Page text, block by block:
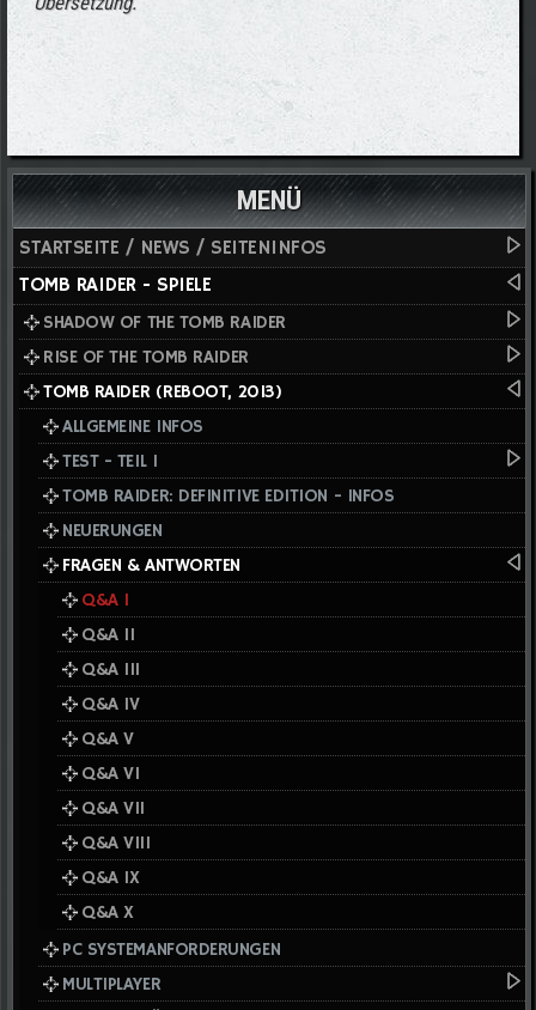
MENÜ
STARTSEITE / NEWS / SEITENINFOS
TOMB RAIDER - SPIELE
SHADOW OF THE TOMB RAIDER
RISE OF THE TOMB RAIDER
TOMB RAIDER (REBOOT, 2013)
ALLGEMEINE INFOS
TEST - TEIL I
TOMB RAIDER: DEFINITIVE EDITION - INFOS
NEUERUNGEN
FRAGEN & ANTWORTEN
Q&A I
Q&A II
Q&A III
Q&A IV
Q&A V
Q&A VI
Q&A VII
Q&A VIII
Q&A IX
Q&A X
PC SYSTEMANFORDERUNGEN
MULTIPLAYER